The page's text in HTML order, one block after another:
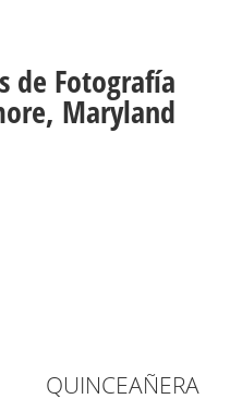
de Fotografía
Maryland
QUINCEAÑERA